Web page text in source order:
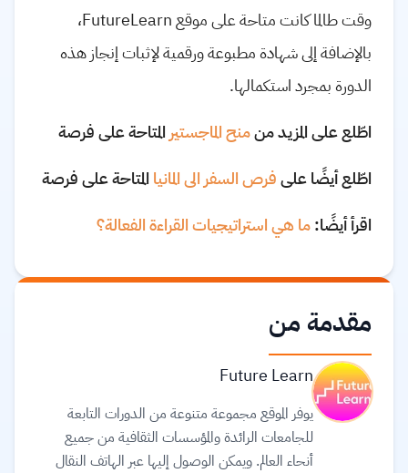
وقت طالما كانت متاحة على موقعFutureLearn،
بالإضافة إلى شهادة مطبوعة ورقمية لإثبات إنجاز هذه
الدورة بمجرد استكمالها.
اطّلع على المزيد منمنح الماجستير المتاحة على فرصة
اطّلع أيضًا علىفرص السفر الى المانيا المتاحة على فرصة
اقرأ أيضًا:ما هي استراتيجيات القراءة الفعالة؟
مقدمة من
Future Learn
يوفر الموقع مجموعة متنوعة من الدورات التابعة
للجامعات الرائدة والمؤسسات الثقافية من جميع
أنحاء العالم. ويمكن الوصول إليها عبر الهاتف النقال